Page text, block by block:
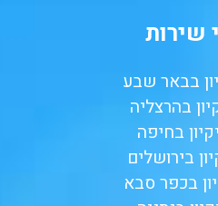
שירות
בבאר שבע
בהרצליה
בחיפה
בירושלים
בכפר סבא